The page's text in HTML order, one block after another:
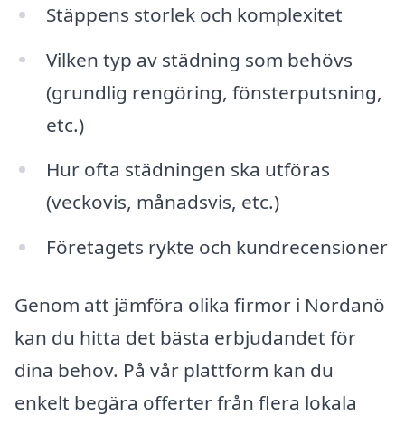
Stäppens storlek och komplexitet
Vilken typ av städning som behövs
(grundlig rengöring, fönsterputsning,
etc.)
Hur ofta städningen ska utföras
(veckovis, månadsvis, etc.)
Företagets rykte och kundrecensioner
Genom att jämföra olika firmor i Nordanö
kan du hitta det bästa erbjudandet för
dina behov. På vår plattform kan du
enkelt begära offerter från flera lokala